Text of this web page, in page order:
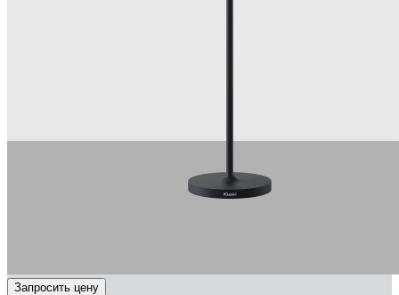
Запросить цену